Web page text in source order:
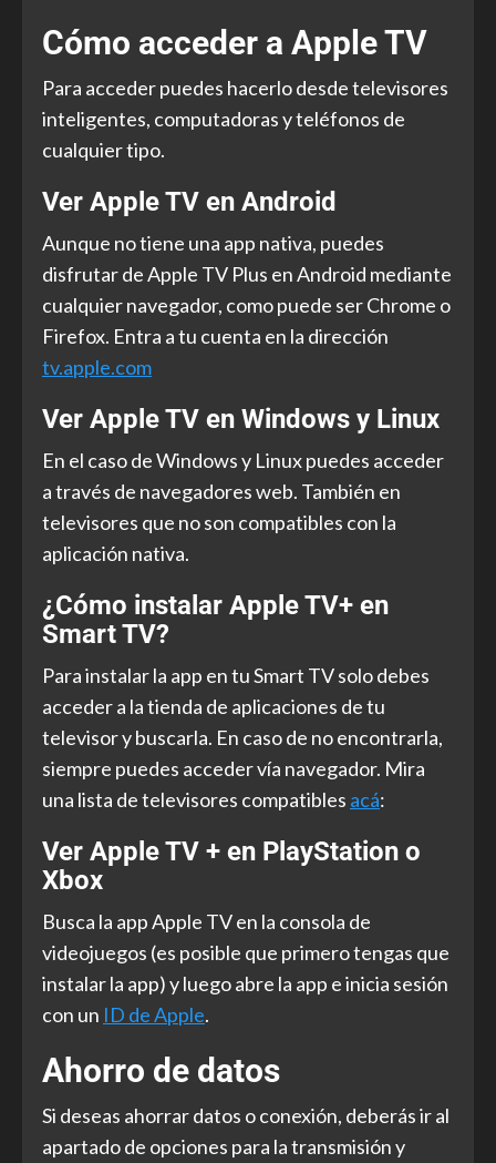
Cómo acceder a Apple TV
Para acceder puedes hacerlo desde televisores
inteligentes, computadoras y teléfonos de
cualquier tipo.
Ver Apple TV en Android
Aunque no tiene una app nativa, puedes
disfrutar de Apple TV Plus en Android mediante
cualquier navegador, como puede ser Chrome o
Firefox. Entra a tu cuenta en la dirección
tv.apple.com
Ver Apple TV en Windows y Linux
En el caso de Windows y Linux puedes acceder
a través de navegadores web. También en
televisores que no son compatibles con la
aplicación nativa.
¿Cómo instalar Apple TV+ en
Smart TV?
Para instalar la app en tu Smart TV solo debes
acceder a la tienda de aplicaciones de tu
televisor y buscarla. En caso de no encontrarla,
siempre puedes acceder vía navegador. Mira
una lista de televisores compatibles acá:
Ver Apple TV + en PlayStation o
Xbox
Busca la app Apple TV en la consola de
videojuegos (es posible que primero tengas que
instalar la app) y luego abre la app e inicia sesión
con un ID de Apple.
Ahorro de datos
Si deseas ahorrar datos o conexión, deberás ir al
apartado de opciones para la transmisión y